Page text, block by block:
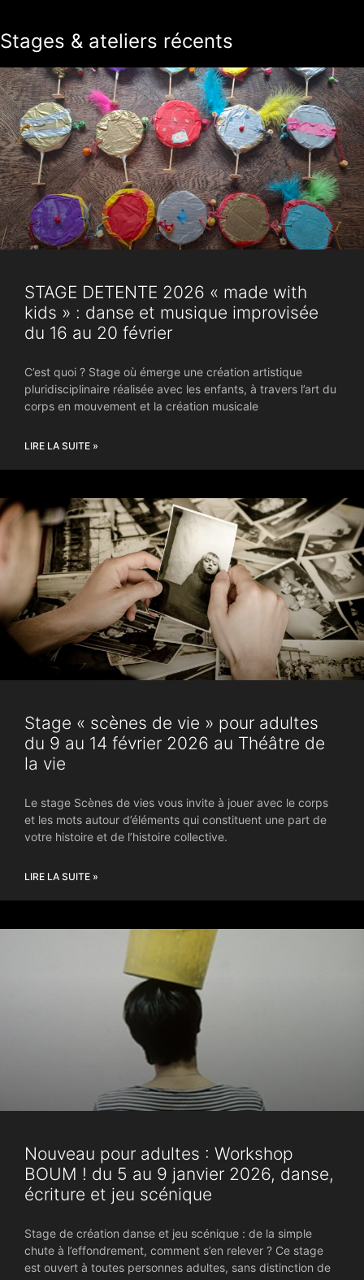
Stages & ateliers récents
STAGE DETENTE 2026 « made with
kids » : danse et musique improvisée
du 16 au 20 février
C’est quoi ? Stage où émerge une création artistique
pluridisciplinaire réalisée avec les enfants, à travers l’art du
corps en mouvement et la création musicale
LIRE LA SUITE »
Stage « scènes de vie » pour adultes
du 9 au 14 février 2026 au Théâtre de
la vie
Le stage Scènes de vies vous invite à jouer avec le corps
et les mots autour d’éléments qui constituent une part de
votre histoire et de l’histoire collective.
LIRE LA SUITE »
Nouveau pour adultes : Workshop
BOUM ! du 5 au 9 janvier 2026, danse,
écriture et jeu scénique
Stage de création danse et jeu scénique : de la simple
chute à l’effondrement, comment s’en relever ? Ce stage
est ouvert à toutes personnes adultes, sans distinction de